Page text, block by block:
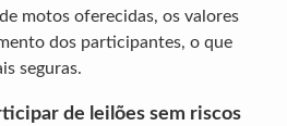
motos oferecidas, os valores
dos participantes, o que
seguras.
de leilões sem riscos